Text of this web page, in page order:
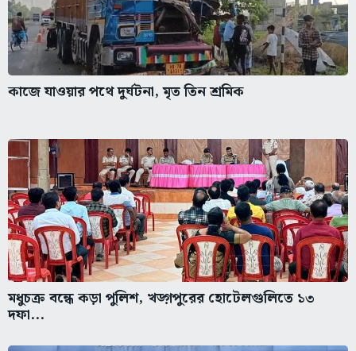
কাজে যাওয়ার পথে দুর্ঘটনা, মৃত তিন শ্রমিক
মধুচক্র বন্ধে কড়া পুলিশ, খড়্গপুরের হোটেলগুলিতে ১৩
দফা...